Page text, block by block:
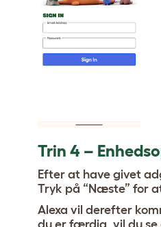
Trin 4 –
Efter at have givet
Tryk på “Næste” for
Alexa vil derefter
du er færdig, vil du se